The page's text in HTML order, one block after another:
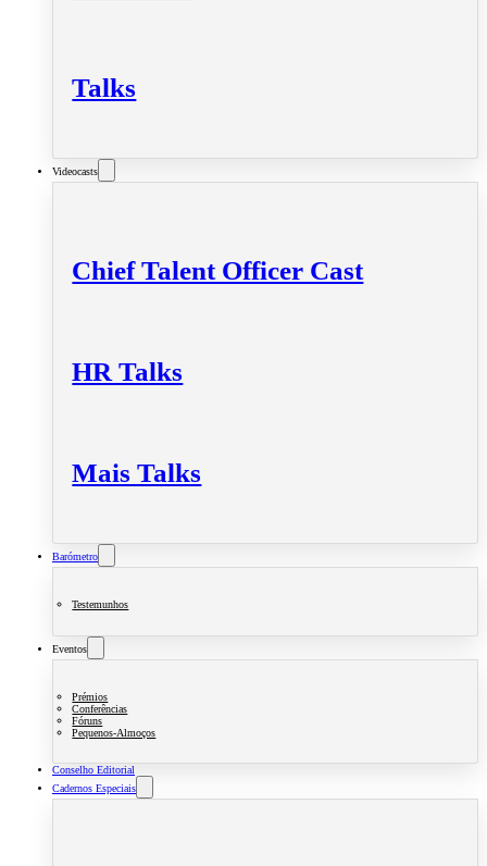
Talks
Videocasts
Chief Talent Officer Cast
HR Talks
Mais Talks
Barómetro
Testemunhos
Eventos
Prémios
Conferências
Fóruns
Pequenos-Almoços
Conselho Editorial
Cadernos Especiais